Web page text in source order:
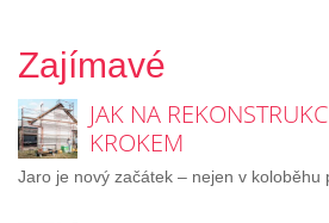
Zajímavé
JAK NA
KROKEM
Jaro je nový začátek – nejen v koloběhu